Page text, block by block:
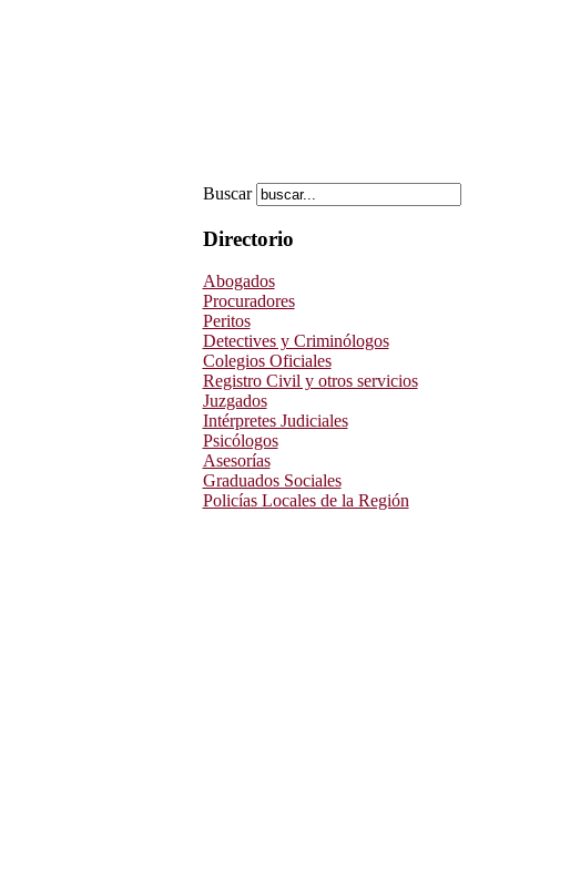
Buscar
Directorio
Abogados
Procuradores
Peritos
Detectives y Criminólogos
Colegios Oficiales
Registro Civil y otros servicios
Juzgados
Intérpretes Judiciales
Psicólogos
Asesorías
Graduados Sociales
Policías Locales de la Región